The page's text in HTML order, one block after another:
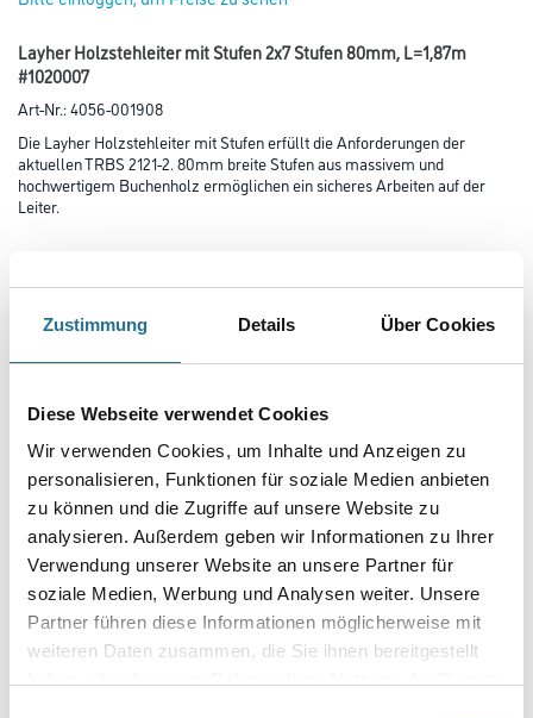
Zustimmung Details Über Cookies
Diese Webseite verwendet Cookies
Wir verwenden Cookies, um Inhalte und Anzeigen zu
personalisieren, Funktionen für soziale Medien anbieten
zu können und die Zugriffe auf unsere Website zu
analysieren. Außerdem geben wir Informationen zu Ihrer
Verwendung unserer Website an unsere Partner für
soziale Medien, Werbung und Analysen weiter. Unsere
Partner führen diese Informationen möglicherweise mit
weiteren Daten zusammen, die Sie ihnen bereitgestellt
Layher Holzstehleiter mit Stufen 2x7 Stufen 80mm, L=1,87m
#1020007
Art-Nr.:4056-001908
Die Layher Holzstehleiter mit Stufen erfüllt die Anforderungen der
aktuellen TRBS 2121-2. 80mm breite Stufen aus massivem und
hochwertigem Buchenholz ermöglichen ein sicheres Arbeiten auf der
Leiter.
Höhe in millimeter
Anzahl Sprossen